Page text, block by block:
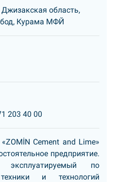
Джизакская область,
Курама МФЙ
203 40 00
Cement and Lime»
предприятие.
эксплуатируемый по
и технологий